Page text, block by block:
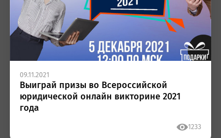
09.11.2021
Выиграй призы во Всероссийской
юридической онлайн викторине 2021
года
1233